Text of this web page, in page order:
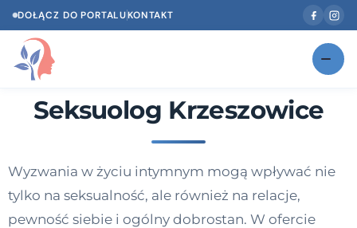
DOŁĄCZ DO PORTALUKONTAKT
Znajdź swojego specjalistę NOWOŚĆ
Według specjalizacji
Seksuolog Krzeszowice
Wyzwania w życiu intymnym mogą wpływać nie
tylko na seksualność, ale również na relacje,
pewność siebie i ogólny dobrostan. W ofercie